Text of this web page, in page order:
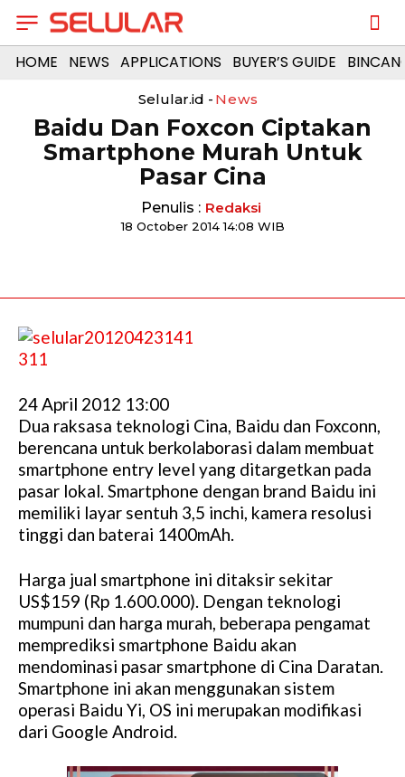
HOME NEWS APPLICATIONS BUYER’S GUIDE
Selular.id - News
Baidu Dan Foxcon Ciptakan
Smartphone Murah Untuk
Pasar Cina
Penulis : Redaksi
18 October 2014 14:08 WIB
24 April 2012 13:00
Dua raksasa teknologi Cina, Baidu dan Foxconn,
berencana untuk berkolaborasi dalam membuat
smartphone entry level yang ditargetkan pada
pasar lokal. Smartphone dengan brand Baidu ini
memiliki layar sentuh 3,5 inchi, kamera resolusi
tinggi dan baterai 1400mAh.
Harga jual smartphone ini ditaksir sekitar
US$159 (Rp 1.600.000). Dengan teknologi
mumpuni dan harga murah, beberapa pengamat
memprediksi smartphone Baidu akan
mendominasi pasar smartphone di Cina Daratan.
Smartphone ini akan menggunakan sistem
operasi Baidu Yi, OS ini merupakan modifikasi
dari Google Android.